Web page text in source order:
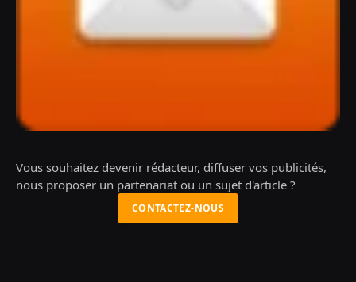
Vous souhaitez devenir rédacteur, diffuser vos publicités,
nous proposer un partenariat ou un sujet d'article ?
CONTACTEZ-NOUS